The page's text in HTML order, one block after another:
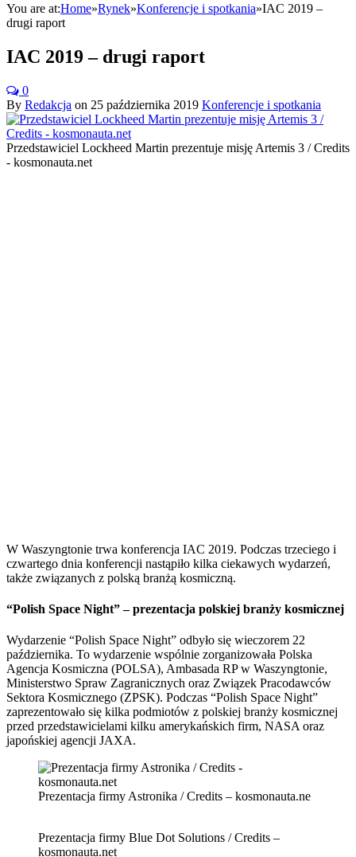
You are at:Home»Rynek»Konferencje i spotkania»IAC 2019 –
drugi raport
IAC 2019 – drugi raport
0
By Redakcja on 25 października 2019 Konferencje i spotkania
Przedstawiciel Lockheed Martin prezentuje misję Artemis 3 / Credits
- kosmonauta.net
W Waszyngtonie trwa konferencja IAC 2019. Podczas trzeciego i
czwartego dnia konferencji nastąpiło kilka ciekawych wydarzeń,
także związanych z polską branżą kosmiczną.
“Polish Space Night” – prezentacja polskiej branży kosmicznej
Wydarzenie “Polish Space Night” odbyło się wieczorem 22
października. To wydarzenie wspólnie zorganizowała Polska
Agencja Kosmiczna (POLSA), Ambasada RP w Waszyngtonie,
Ministerstwo Spraw Zagranicznych oraz Związek Pracodawców
Sektora Kosmicznego (ZPSK). Podczas “Polish Space Night”
zaprezentowało się kilka podmiotów z polskiej branży kosmicznej
przed przedstawicielami kilku amerykańskich firm, NASA oraz
japońskiej agencji JAXA.
Prezentacja firmy Astronika / Credits – kosmonauta.ne
Prezentacja firmy Blue Dot Solutions / Credits –
kosmonauta.net